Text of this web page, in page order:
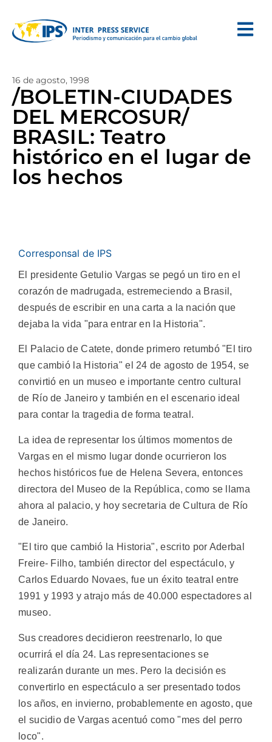
16 de agosto, 1998
/BOLETIN-CIUDADES
DEL MERCOSUR/
BRASIL: Teatro
histórico en el lugar de
los hechos
Corresponsal de IPS
El presidente Getulio Vargas se pegó un tiro en el
corazón de madrugada, estremeciendo a Brasil,
después de escribir en una carta a la nación que
dejaba la vida "para entrar en la Historia".
El Palacio de Catete, donde primero retumbó "El tiro
que cambió la Historia" el 24 de agosto de 1954, se
convirtió en un museo e importante centro cultural
de Río de Janeiro y también en el escenario ideal
para contar la tragedia de forma teatral.
La idea de representar los últimos momentos de
Vargas en el mismo lugar donde ocurrieron los
hechos históricos fue de Helena Severa, entonces
directora del Museo de la República, como se llama
ahora al palacio, y hoy secretaria de Cultura de Río
de Janeiro.
"El tiro que cambió la Historia", escrito por Aderbal
Freire- Filho, también director del espectáculo, y
Carlos Eduardo Novaes, fue un éxito teatral entre
1991 y 1993 y atrajo más de 40.000 espectadores al
museo.
Sus creadores decidieron reestrenarlo, lo que
ocurrirá el día 24. Las representaciones se
realizarán durante un mes. Pero la decisión es
convertirlo en espectáculo a ser presentado todos
los años, en invierno, probablemente en agosto, que
el sucidio de Vargas acentuó como "mes del perro
loco".